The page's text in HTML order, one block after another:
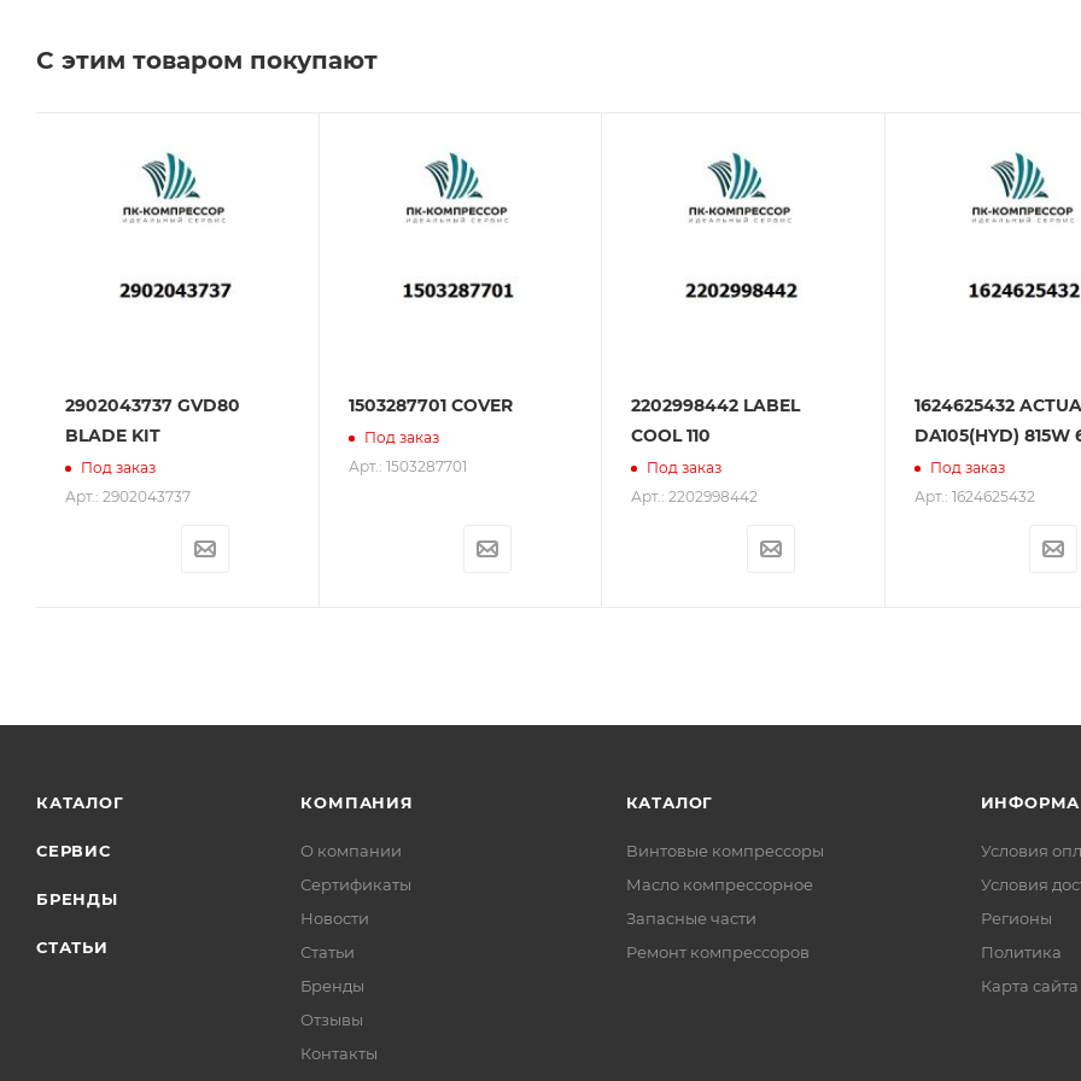
Сервисное обслуживание на всех этапах использования оборудования. ООО «ПК-Компрессор» - надежный
С этим товаром покупают
2902043737 GVD80
BLADE KIT
Под заказ
Арт.: 2902043737
1503287701 COVER
Под заказ
Арт.: 1503287701
2202998442 LABEL
COOL 110
Под заказ
Арт.: 2202998442
1624625432
DA105(HYD) 815W
Под заказ
Арт.: 1624625432
КАТАЛОГ
СЕРВИС
БРЕНДЫ
СТАТЬИ
КОМПАНИЯ
О компании
Сертификаты
Новости
Статьи
Бренды
Отзывы
Контакты
КАТАЛОГ
Винтовые компрессоры
Масло компрессорное
Запасные части
Ремонт компрессоров
Условия
Условия
Регионы
Политика
Карта сайта